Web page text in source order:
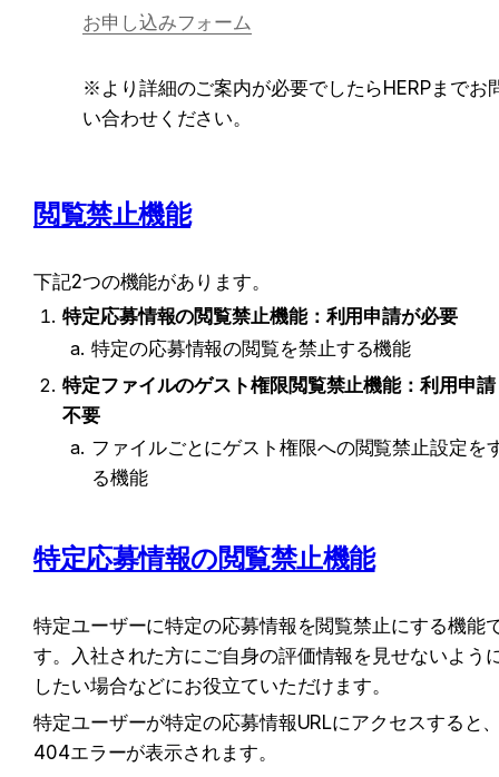
お申し込みフォーム
※より詳細のご案内が必要でしたらHERPまでお
い合わせください。
閲覧禁止機能
下記2つの機能があります。
特定応募情報の閲覧禁止機能：利用申請が必要
特定の応募情報の閲覧を禁止する機能
特定ファイルのゲスト権限閲覧禁止機能：利用申請
不要
ファイルごとにゲスト権限への閲覧禁止設定を
る機能
特定応募情報の閲覧禁止機能
特定ユーザーに特定の応募情報を閲覧禁止にする機能
す。
入社された方にご自身の評価情報を見せないよう
したい場合などにお役立ていただけます。
特定ユーザーが特定の応募情報URLにアクセスすると
404エラーが表示されます。